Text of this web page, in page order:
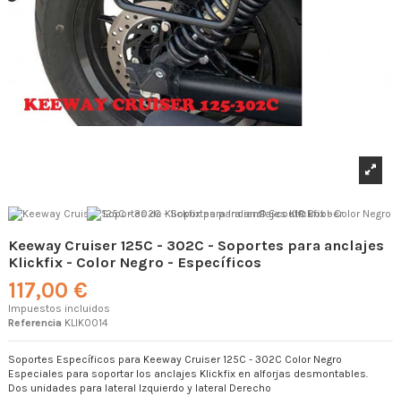
Keeway Cruiser 125C - 302C - Soportes para anclajes
Klickfix - Color Negro - Específicos
117,00 €
Impuestos incluidos
Referencia KLIK0014
Soportes Específicos para Keeway Cruiser 125C - 302C Color Negro
Especiales para soportar los anclajes Klickfix en alforjas desmontables.
Dos unidades para lateral Izquierdo y lateral Derecho